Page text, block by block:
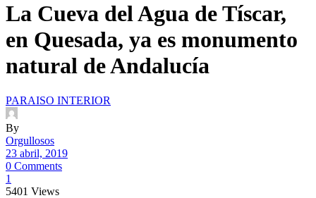
La Cueva del Agua de Tíscar,
en Quesada, ya es monumento
natural de Andalucía
PARAISO INTERIOR
By
Orgullosos
23 abril, 2019
0 Comments
1
5401 Views